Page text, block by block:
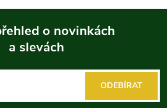
o novinkách
a slevách
ODEBÍRAT